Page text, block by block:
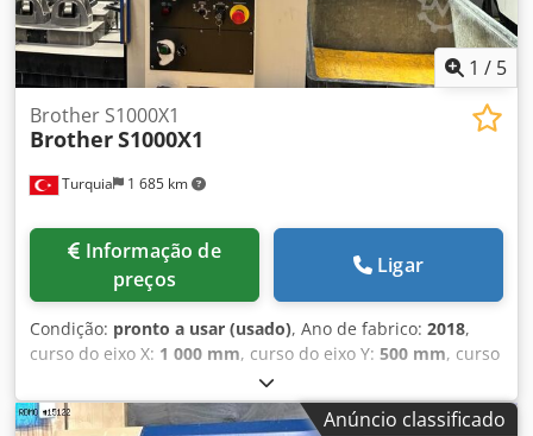
1 / 5
Turquia 1 685 km
Brother S1000X1
BrotherS1000X1
preços
Ligar
Condição: pronto a usar (usado), Ano de fabrico: 2018,
curso do eixo X: 1 000 mm, curso do eixo Y: 500 mm, curso
, carga da mesa:
3 300 kg, velocidade do fuso (máx.):10 000 rpm, potência
do motor do fuso:10 100 W, número de posições no
Anúncio classificado